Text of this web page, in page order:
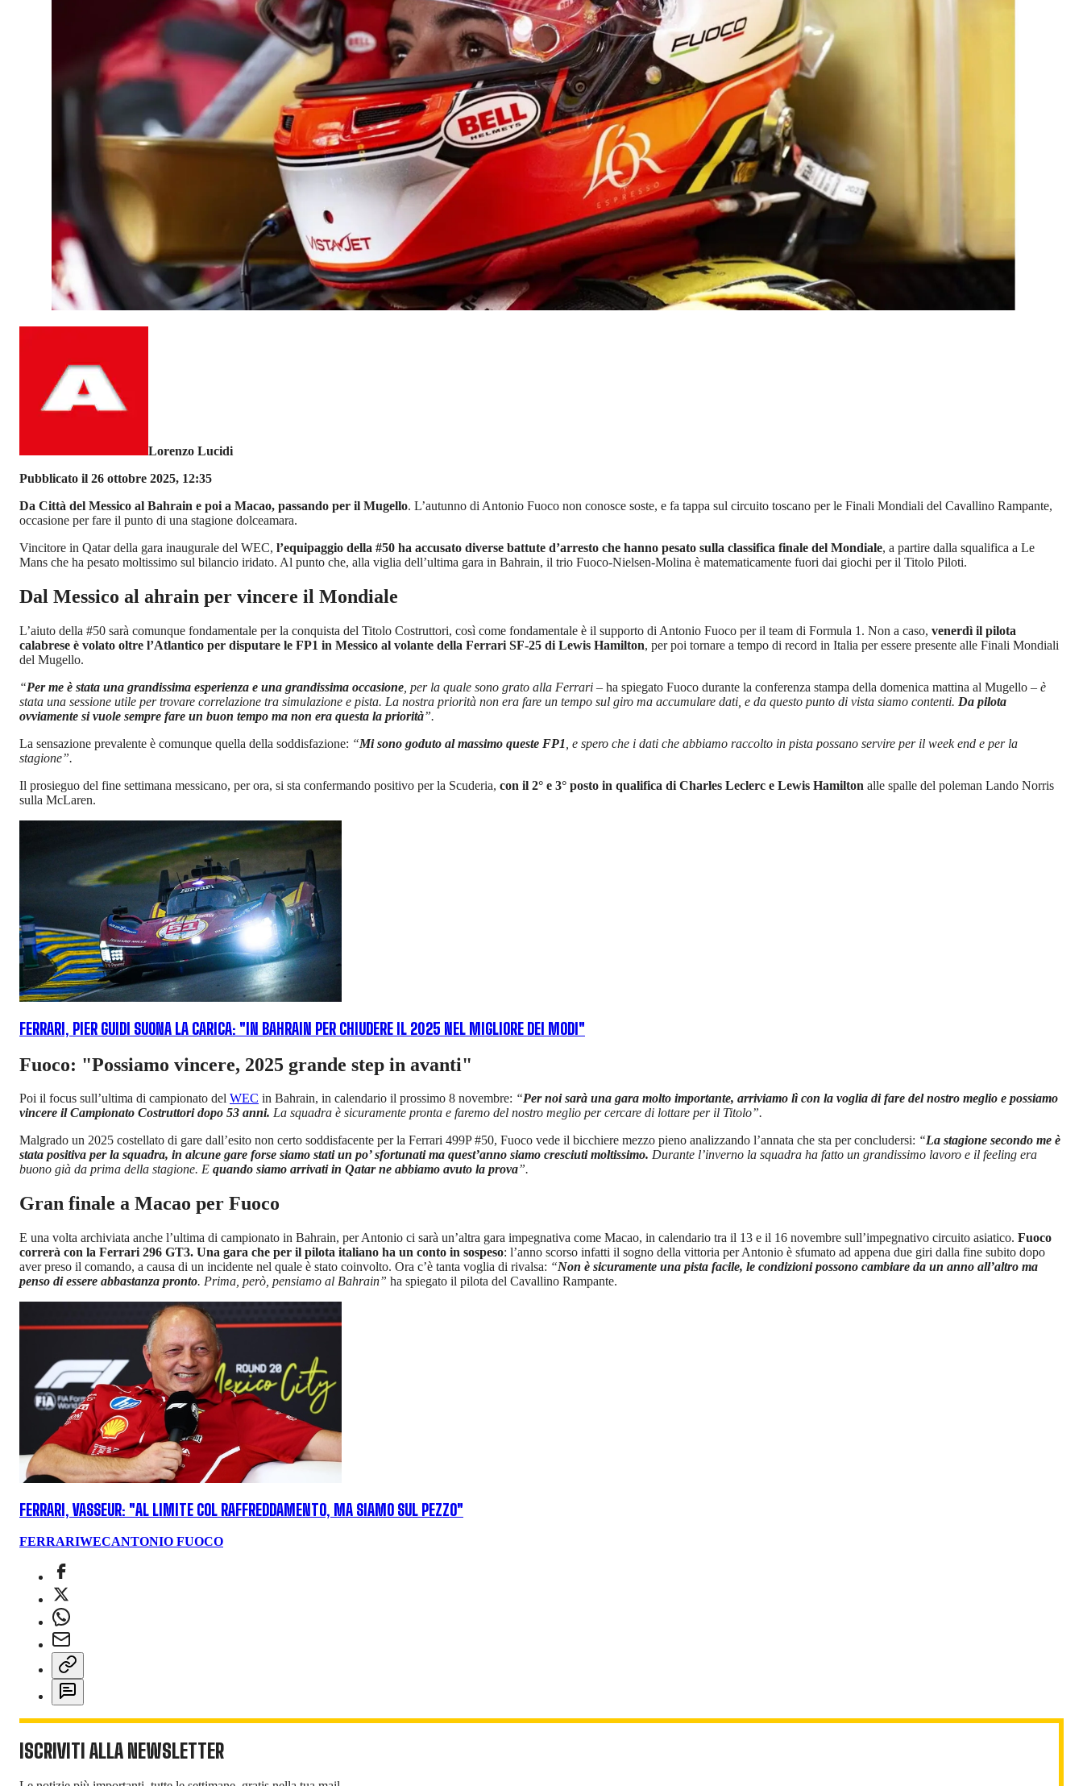
Lorenzo Lucidi
Pubblicato il 26 ottobre 2025, 12:35
Da Città del Messico al Bahrain e poi a Macao, passando per il Mugello. L’autunno di Antonio Fuoco non conosce soste, e fa tappa sul circuito toscano per le Finali Mondiali del Cavallino Rampante,
occasione per fare il punto di una stagione dolceamara.
Vincitore in Qatar della gara inaugurale del WEC, l’equipaggio della #50 ha accusato diverse battute d’arresto che hanno pesato sulla classifica finale del Mondiale, a partire dalla squalifica a Le
Mans che ha pesato moltissimo sul bilancio iridato. Al punto che, alla viglia dell’ultima gara in Bahrain, il trio Fuoco-Nielsen-Molina è matematicamente fuori dai giochi per il Titolo Piloti.
Dal Messico al ahrain per vincere il Mondiale
L’aiuto della #50 sarà comunque fondamentale per la conquista del Titolo Costruttori, così come fondamentale è il supporto di Antonio Fuoco per il team di Formula 1. Non a caso, venerdì il pilota
calabrese è volato oltre l’Atlantico per disputare le FP1 in Messico al volante della Ferrari SF-25 di Lewis Hamilton, per poi tornare a tempo di record in Italia per essere presente alle Finali Mondiali
del Mugello.
“Per me è stata una grandissima esperienza e una grandissima occasione , per la quale sono grato alla Ferrari – ha spiegato Fuoco durante la conferenza stampa della domenica mattina al Mugello – è
stata una sessione utile per trovare correlazione tra simulazione e pista. La nostra priorità non era fare un tempo sul giro ma accumulare dati, e da questo punto di vista siamo contenti. Da pilota
ovviamente si vuole sempre fare un buon tempo ma non era questa la priorità”.
La sensazione prevalente è comunque quella della soddisfazione: “Mi sono goduto al massimo queste FP1 , e spero che i dati che abbiamo raccolto in pista possano servire per il week end e per la
stagione”.
Il prosieguo del fine settimana messicano, per ora, si sta confermando positivo per la Scuderia, con il 2° e 3° posto in qualifica di Charles Leclerc e Lewis Hamilton alle spalle del poleman Lando Norris
sulla McLaren.
FERRARI, PIER GUIDI SUONA LA CARICA: "IN BAHRAIN PER CHIUDERE IL 2025 NEL MIGLIORE DEI MODI"
Fuoco: "Possiamo vincere, 2025 grande step in avanti"
Poi il focus sull’ultima di campionato del WEC in Bahrain, in calendario il prossimo 8 novembre: “Per noi sarà una gara molto importante, arriviamo lì con la voglia di fare del nostro meglio e possiamo
vincere il Campionato Costruttori dopo 53 anni. La squadra è sicuramente pronta e faremo del nostro meglio per cercare di lottare per il Titolo”.
Malgrado un 2025 costellato di gare dall’esito non certo soddisfacente per la Ferrari 499P #50, Fuoco vede il bicchiere mezzo pieno analizzando l’annata che sta per concludersi: “La stagione secondo me è
stata positiva per la squadra, in alcune gare forse siamo stati un po’ sfortunati ma quest’anno siamo cresciuti moltissimo. Durante l’inverno la squadra ha fatto un grandissimo lavoro e il feeling era
buono già da prima della stagione. E quando siamo arrivati in Qatar ne abbiamo avuto la prova”.
Gran finale a Macao per Fuoco
E una volta archiviata anche l’ultima di campionato in Bahrain, per Antonio ci sarà un’altra gara impegnativa come Macao, in calendario tra il 13 e il 16 novembre sull’impegnativo circuito asiatico. Fuoco
correrà con la Ferrari 296 GT3. Una gara che per il pilota italiano ha un conto in sospeso: l’anno scorso infatti il sogno della vittoria per Antonio è sfumato ad appena due giri dalla fine subito dopo
aver preso il comando, a causa di un incidente nel quale è stato coinvolto. Ora c’è tanta voglia di rivalsa: “Non è sicuramente una pista facile, le condizioni possono cambiare da un anno all’altro ma
penso di essere abbastanza pronto. Prima, però, pensiamo al Bahrain” ha spiegato il pilota del Cavallino Rampante.
FERRARI, VASSEUR: "AL LIMITE COL RAFFREDDAMENTO, MA SIAMO SUL PEZZO"
FERRARIWECANTONIO FUOCO
ISCRIVITI ALLA NEWSLETTER